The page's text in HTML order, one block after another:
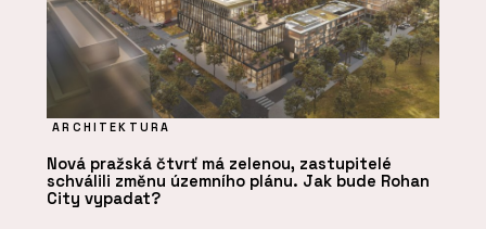
ARCHITEKTURA
Nová pražská čtvrť má zelenou, zastupitelé
schválili změnu územního plánu. Jak bude Rohan
City vypadat?